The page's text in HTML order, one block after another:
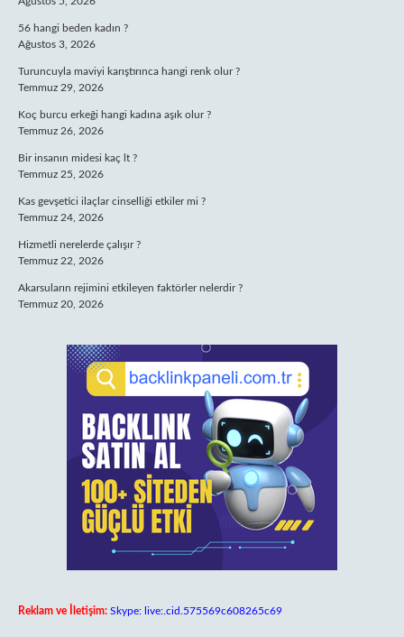
56 hangi beden kadın ?
Ağustos 3, 2026
Turuncuyla maviyi karıştırınca hangi renk olur ?
Temmuz 29, 2026
Koç burcu erkeği hangi kadına aşık olur ?
Temmuz 26, 2026
Bir insanın midesi kaç lt ?
Temmuz 25, 2026
Kas gevşetici ilaçlar cinselliği etkiler mi ?
Temmuz 24, 2026
Hizmetli nerelerde çalışır ?
Temmuz 22, 2026
Akarsuların rejimini etkileyen faktörler nelerdir ?
Temmuz 20, 2026
Reklam ve İletişim: Skype: live:.cid.575569c608265c69